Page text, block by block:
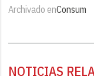
Archivado enConsum
NOTICIAS